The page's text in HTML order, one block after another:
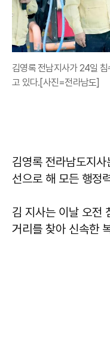
김영록 전남지사가 24일
고 있다.[사진=전라남도]
김영록 전라남도지
선으로 해 모든 행정
김 지사는 이날 오전
거리를 찾아 신속한